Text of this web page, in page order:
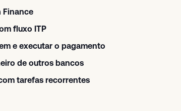
Finance
fluxo ITP
e executar o pagamento
de outros bancos
tarefas recorrentes